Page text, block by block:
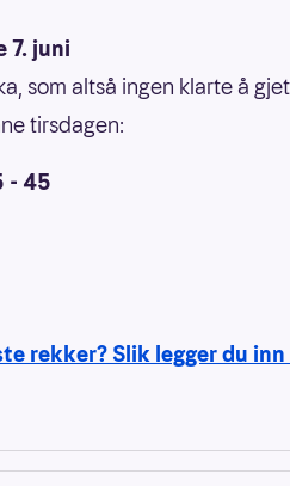
7. juni
som altså ingen klarte å
tirsdagen:
- 45
rekker? Slik legger du